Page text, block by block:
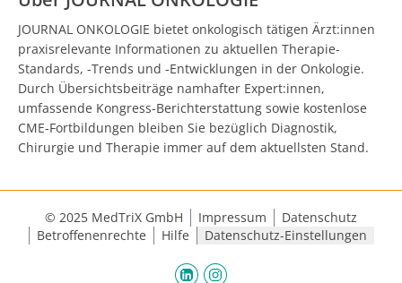
JOURNAL ONKOLOGIE bietet onkologisch tätigen Ärzt:innen
praxisrelevante Informationen zu aktuellen Therapie-
Standards, -Trends und -Entwicklungen in der Onkologie.
Durch Übersichtsbeiträge namhafter Expert:innen,
umfassende Kongress-Berichterstattung sowie kostenlose
CME-Fortbildungen bleiben Sie bezüglich Diagnostik,
Chirurgie und Therapie immer auf dem aktuellsten Stand.
© 2025 MedTriX GmbH Impressum
Datenschutz
Betroffenenrechte
Hilfe Datenschutz-Einstellungen